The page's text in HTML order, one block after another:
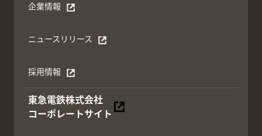
企業情報
別ウィンドウで開く
ニュースリリース
別ウィンドウで開く
採用情報
別ウィンドウで開く
東急電鉄株式会社
コーポレートサイト
別ウィンドウで開く